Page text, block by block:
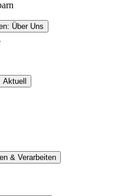
Über Uns
& Verarbeiten